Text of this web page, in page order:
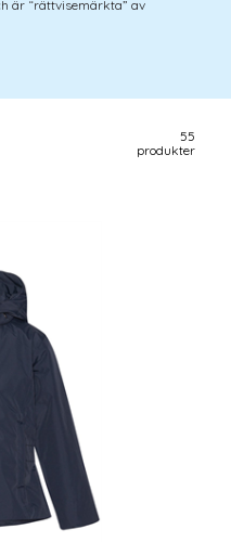
är “rättvisemärkta” av
55
produkter